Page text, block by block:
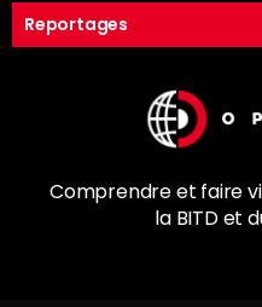
Reportages
Comprendre et faire
la BITDet